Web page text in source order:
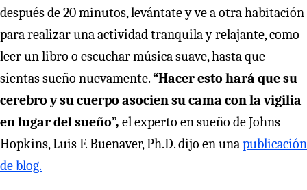
después de 20 minutos, levántate y ve a otra habitación
para realizar una actividad tranquila y relajante, como
leer un libro o escuchar música suave, hasta que
sientas sueño nuevamente.“Hacer esto hará que su
cerebro y su cuerpo asocien su cama con la vigilia
en lugar del sueño”, el experto en sueño de Johns
Hopkins, Luis F. Buenaver, Ph.D. dijo en unapublicación
de blog.